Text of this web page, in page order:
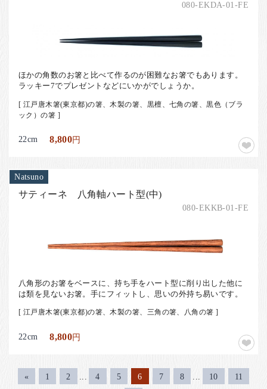
080-EKDA-01-FE
​ほかの角数のお箸と比べて作るのが困難なお箸でもあります。
ラッキー7でプレゼントなどにいかがでしょうか。
[ 江戸唐木箸(東京都)の箸、木製の箸、黒檀、七角の箸、黒色（ブラ
ック）の箸 ]
22cm 8,800円
Natsuno
サティーネ 八角軸ハート型(中)
080-EKKB-01-FE
八角形のお箸をベースに、持ち手をハート型に削り出した他に
は類を見ないお箸。手にフィットし、思いの外持ち易いです。
[ 江戸唐木箸(東京都)の箸、木製の箸、三角の箸、八角の箸 ]
22cm 8,800円
« 1 2 4 5 6 7 8 10 11